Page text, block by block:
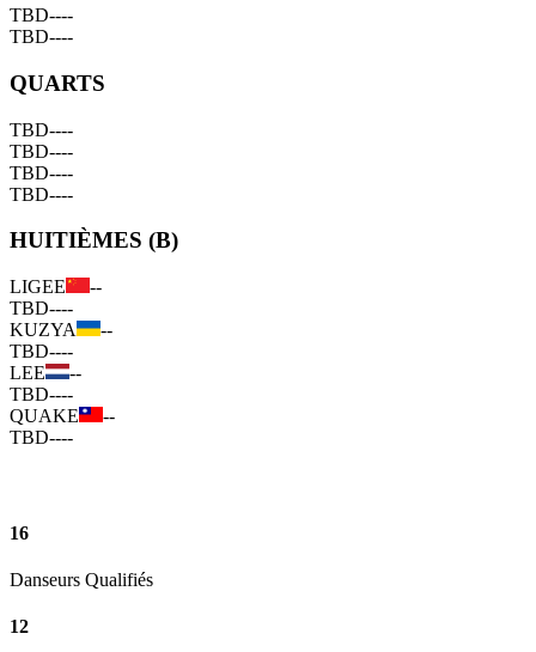
TBD----
TBD----
QUARTS
TBD----
TBD----
TBD----
TBD----
HUITIÈMES (B)
LIGEE
--
TBD----
KUZYA
--
TBD----
LEE
--
TBD----
QUAKE
--
TBD----
16
Danseurs Qualifiés
12